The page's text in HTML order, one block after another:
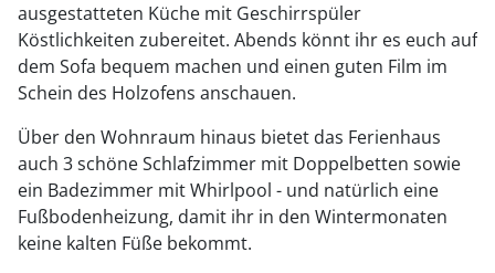
ausgestatteten Küche mit Geschirrspüler
Köstlichkeiten zubereitet. Abends könnt ihr es euch auf
dem Sofa bequem machen und einen guten Film im
Schein des Holzofens anschauen.
Über den Wohnraum hinaus bietet das Ferienhaus
auch 3 schöne Schlafzimmer mit Doppelbetten sowie
ein Badezimmer mit Whirlpool - und natürlich eine
Fußbodenheizung, damit ihr in den Wintermonaten
keine kalten Füße bekommt.